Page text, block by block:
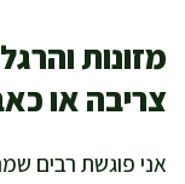
מזונות
צריבה או
אני פוגשת רבים